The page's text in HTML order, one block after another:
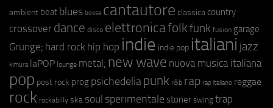
ambient beat blues bossa cantautore classica country
crossover dance disco elettronicafolkfunk fusion garage
Grunge; hard rock hip hop indie indie pop italiani jazz
kimura laPOP lounge metal; new wave nuova musica italiana
pop post rock prog psichedeliapunk r&b rap rap italiano reggae
rock rockabilly ska soul sperimentale stoner swing trap